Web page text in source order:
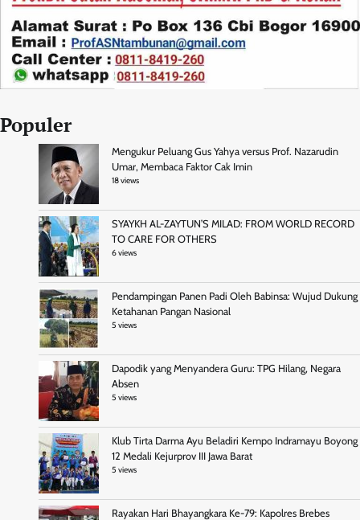
Populer
Mengukur Peluang Gus Yahya versus Prof. Nazarudin
Umar, Membaca Faktor Cak Imin
18 views
SYAYKH AL-ZAYTUN’S MILAD: FROM WORLD RECORD
TO CARE FOR OTHERS
6 views
Pendampingan Panen Padi Oleh Babinsa: Wujud Dukung
Ketahanan Pangan Nasional
5 views
Dapodik yang Menyandera Guru: TPG Hilang, Negara
Absen
5 views
Klub Tirta Darma Ayu Beladiri Kempo Indramayu Boyong
12 Medali Kejurprov III Jawa Barat
5 views
Rayakan Hari Bhayangkara Ke-79: Kapolres Brebes